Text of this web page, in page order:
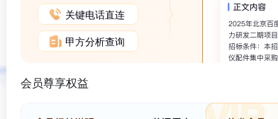
关键电话直连
甲方分析查询
会员尊享权益